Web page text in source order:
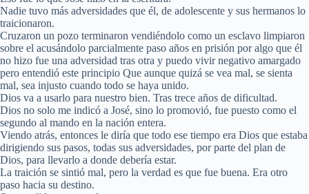
Nadie tuvo más adversidades que él, de adolescente y sus hermanos lo
traicionaron.
Cruzaron un pozo terminaron vendiéndolo como un esclavo limpiaron
sobre el acusándolo parcialmente paso años en prisión por algo que él
no hizo fue una adversidad tras otra y puedo vivir negativo amargado
pero entendió este principio Que aunque quizá se vea mal, se sienta
mal, sea injusto cuando todo se haya unido.
Dios va a usarlo para nuestro bien. Tras trece años de dificultad.
Dios no solo me indicó a José, sino lo promovió, fue puesto como el
segundo al mando en la nación entera.
Viendo atrás, entonces le diría que todo ese tiempo era Dios que estaba
dirigiendo sus pasos, todas sus adversidades, por parte del plan de
Dios, para llevarlo a donde debería estar.
La traición se sintió mal, pero la verdad es que fue buena. Era otro
paso hacia su destino.